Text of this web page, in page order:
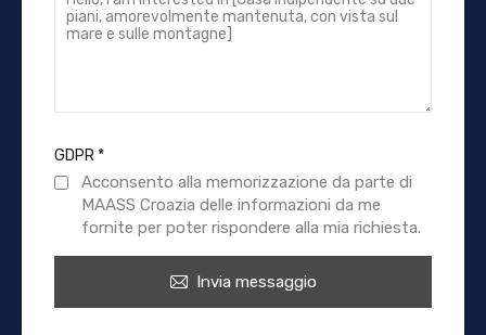
GDPR*
Acconsento alla memorizzazione da parte di
MAASS Croazia delle informazioni da me
fornite per poter rispondere alla mia richiesta.
Invia messaggio